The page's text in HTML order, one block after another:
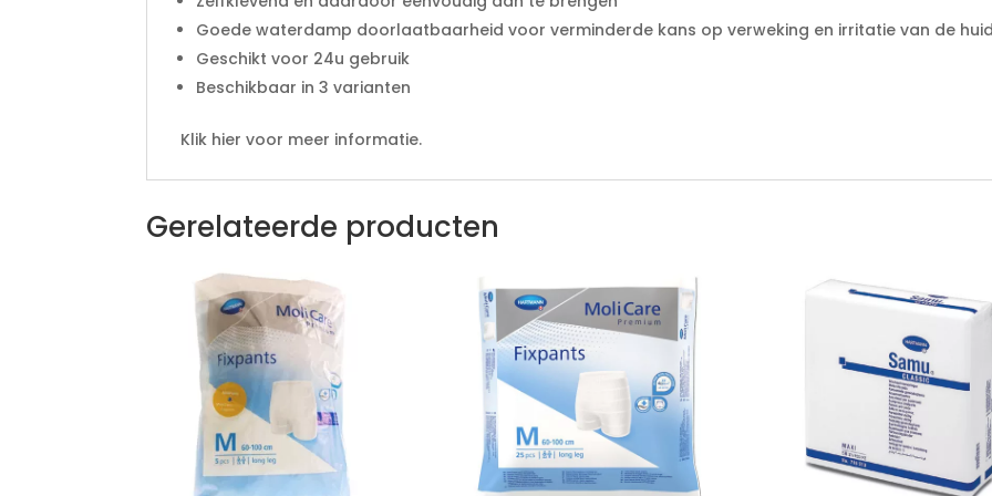
Goede waterdamp doorlaatbaarheid voor verminderde kans op verweking en irritatie van de
Geschikt voor 24u gebruik
Beschikbaar in 3 varianten
Klik hier voor meer informatie.
Gerelateerde producten